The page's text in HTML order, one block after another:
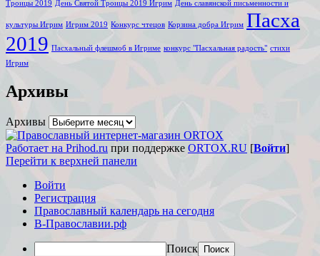
Троицы 2019 День Святой Троицы 2019 Игрим День славянской письменности и
культуры Игрим Игрим 2019 Конкурс чтецов Корзина добра Игрим Пасха
2019 Пасхальный флешмоб в Игриме конкурс "Пасхальная радость" стихи
Игрим
Архивы
Архивы
Работает на Prihod.ru при поддержке ORTOX.RU [Войти]
Перейти к верхней панели
Войти
Регистрация
Православный календарь на сегодня
В-Православии.рф
Поиск